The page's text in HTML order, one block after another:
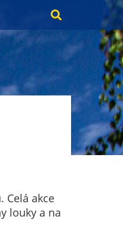
Celá akce
louky a na